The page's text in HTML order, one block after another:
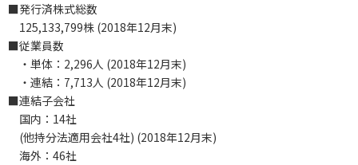
■発行済株式総数
125,133,799株 (2018年12月末)
■従業員数
・単体：2,296人 (2018年12月末)
・連結：7,713人 (2018年12月末)
■連結子会社
国内：14社
(他持分法適用会社4社) (2018年12月末)
海外：46社